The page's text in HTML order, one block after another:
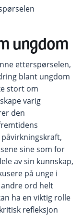
ungdom
etterspørselen,
blant ungdom
stort om
varig
den
sine som for
av sin kunnskap,
på unge i
ord helt
ha en viktig rolle
refleksjon